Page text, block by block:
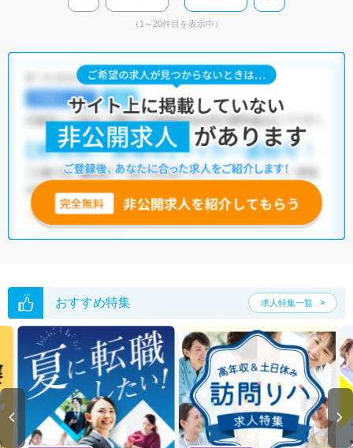
（1～20件目を表示中）
おすすめ特集 求人特集一覧